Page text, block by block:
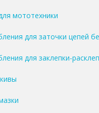
мототехники
для заточки цепей
для заклепки-